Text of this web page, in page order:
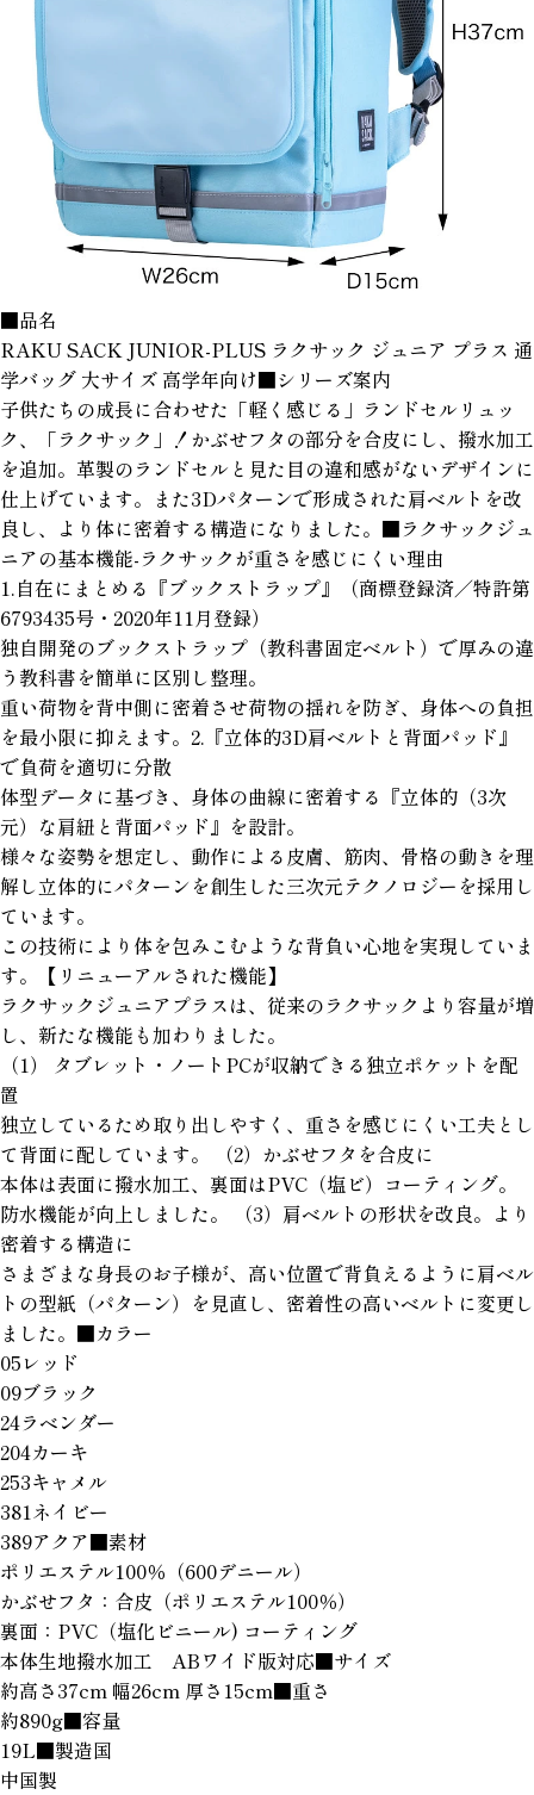
■品名
RAKU SACK JUNIOR-PLUS ラクサック ジュニア プラス 通
学バッグ 大サイズ 高学年向け■シリーズ案内
子供たちの成長に合わせた「軽く感じる」ランドセルリュッ
ク、「ラクサック」！かぶせフタの部分を合皮にし、撥水加工
を追加。革製のランドセルと見た目の違和感がないデザインに
仕上げています。また3Dパターンで形成された肩ベルトを改
良し、より体に密着する構造になりました。■ラクサックジュ
ニアの基本機能-ラクサックが重さを感じにくい理由
1.自在にまとめる『ブックストラップ』（商標登録済／特許第
6793435号・2020年11月登録）
独自開発のブックストラップ（教科書固定ベルト）で厚みの違
う教科書を簡単に区別し整理。
重い荷物を背中側に密着させ荷物の揺れを防ぎ、身体への負担
を最小限に抑えます。2.『立体的3D肩ベルトと背面パッド』
で負荷を適切に分散
体型データに基づき、身体の曲線に密着する『立体的（3次
元）な肩紐と背面パッド』を設計。
様々な姿勢を想定し、動作による皮膚、筋肉、骨格の動きを理
解し立体的にパターンを創生した三次元テクノロジーを採用し
ています。
この技術により体を包みこむような背負い心地を実現していま
す。【リニューアルされた機能】
ラクサックジュニアプラスは、従来のラクサックより容量が増
し、新たな機能も加わりました。
（1） タブレット・ノートPCが収納できる独立ポケットを配
置
独立しているため取り出しやすく、重さを感じにくい工夫とし
て背面に配しています。 （2）かぶせフタを合皮に
本体は表面に撥水加工、裏面はPVC（塩ビ）コーティング。
防水機能が向上しました。 （3）肩ベルトの形状を改良。より
密着する構造に
さまざまな身長のお子様が、高い位置で背負えるように肩ベル
トの型紙（パターン）を見直し、密着性の高いベルトに変更し
ました。■カラー
05レッド
09ブラック
24ラベンダー
204カーキ
253キャメル
381ネイビー
389アクア■素材
ポリエステル100％（600デニール）
かぶせフタ：合皮（ポリエステル100％）
裏面：PVC（塩化ビニール) コーティング
本体生地撥水加工 ABワイド版対応■サイズ
約高さ37cm 幅26cm 厚さ15cm■重さ
約890g■容量
19L■製造国
中国製